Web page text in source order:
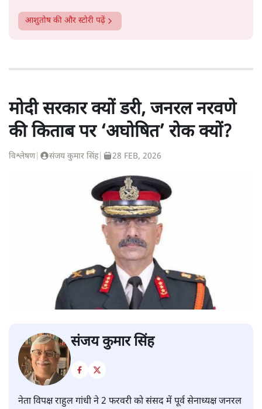
आशुतोषकी और स्टोरी पढ़ें
मोदी सरकार क्यों डरी, जनरल नरवणे
की किताब पर ‘अघोषित’ रोक क्यों?
विश्लेषण| संजय कुमार सिंह| 28 FEB, 2026
संजय कुमार सिंह
नेता विपक्ष राहुल गांधी ने 2 फरवरी को संसद में पूर्व सेनाध्यक्ष जनरल